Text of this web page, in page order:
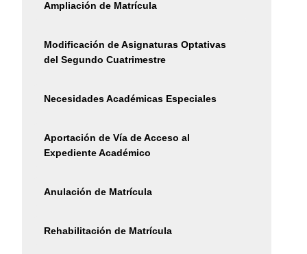
Ampliación de Matrícula
Modificación de Asignaturas Optativas
del Segundo Cuatrimestre
Necesidades Académicas Especiales
Aportación de Vía de Acceso al
Expediente Académico
Anulación de Matrícula
Rehabilitación de Matrícula